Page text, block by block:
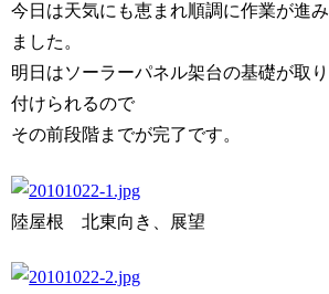
今日は天気にも恵まれ順調に作業が進み
ました。
明日はソーラーパネル架台の基礎が取り
付けられるので
その前段階までが完了です。
陸屋根 北東向き、展望